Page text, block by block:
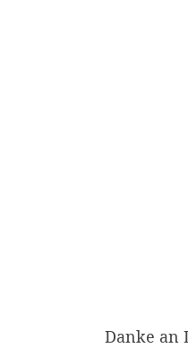
Danke an